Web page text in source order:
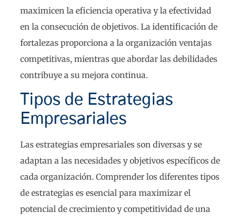
maximicen la eficiencia operativa y la efectividad
en la consecución de objetivos. La identificación de
fortalezas proporciona a la organización ventajas
competitivas, mientras que abordar las debilidades
contribuye a su mejora continua.
Tipos de Estrategias
Empresariales
Las estrategias empresariales son diversas y se
adaptan a las necesidades y objetivos específicos de
cada organización. Comprender los diferentes tipos
de estrategias es esencial para maximizar el
potencial de crecimiento y competitividad de una